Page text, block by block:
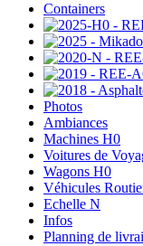
Containers
Photos
Ambiances
Machines H0
Voitures de
Wagons H0
Véhicules
Echelle N
Infos
Planning de